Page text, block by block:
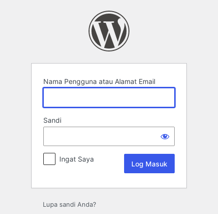
Nama Pengguna atau Alamat Email
Sandi
Ingat Saya
Lupa sandi Anda?